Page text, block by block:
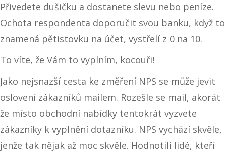
Přivedete dušičku a dostanete slevu nebo peníze.
Ochota respondenta doporučit svou banku, když to
znamená pětistovku na účet, vystřelí z 0 na 10.
To víte, že Vám to vyplním, kocouři!
Jako nejsnazší cesta ke změření NPS se může jevit
oslovení zákazníků mailem. Rozešle se mail, akorát
že místo obchodní nabídky tentokrát vyzvete
zákazníky k vyplnění dotazníku. NPS vychází skvěle,
jenže tak nějak až moc skvěle. Hodnotili lidé, kteří